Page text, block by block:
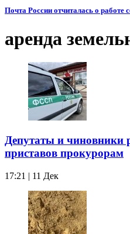
Почта России отчиталась о работе
аренда
Депутаты и чиновники
приставов прокурорам
17:21 | 11 Дек